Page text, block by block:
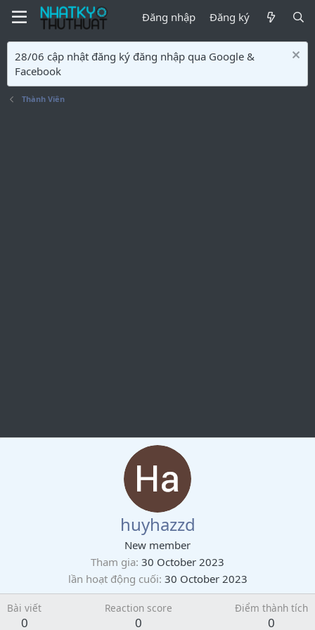
Đăng nhập Đăng ký
28/06 cập nhật đăng ký đăng nhập qua Google &
Facebook
Thành Viên
huyhazzd
New member
Tham gia 30 October 2023
lần hoạt động cuối 30 October 2023
Bài viết
0
Reaction score
0
Điểm thành tích
0